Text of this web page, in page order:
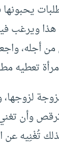
ويرغب
أجله،
تعطيه
ترقص وأن
تُغْنِيه عن